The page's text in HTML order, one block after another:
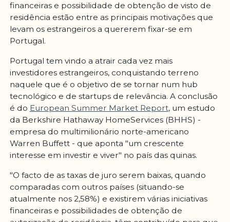
financeiras e possibilidade de obtenção de visto de
residência estão entre as principais motivações que
levam os estrangeiros a quererem fixar-se em
Portugal.
Portugal tem vindo a atrair cada vez mais
investidores estrangeiros, conquistando terreno
naquele que é o objetivo de se tornar num hub
tecnológico e de startups de relevância. A conclusão
é do European Summer Market Report, um estudo
da Berkshire Hathaway HomeServices (BHHS) -
empresa do multimilionário norte-americano
Warren Buffett - que aponta "um crescente
interesse em investir e viver" no país das quinas.
"O facto de as taxas de juro serem baixas, quando
comparadas com outros países (situando-se
atualmente nos 2,58%) e existirem várias iniciativas
financeiras e possibilidades de obtenção de